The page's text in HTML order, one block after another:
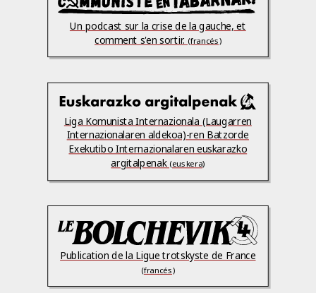
Un podcast sur la crise de la gauche, et
comment s'en sortir. (francés)
Liga Komunista Internazionala (Laugarren
Internazionalaren aldekoa)-ren Batzorde
Exekutibo Internazionalaren euskarazko
argitalpenak (euskera)
Publication de la Ligue trotskyste de France
(francés)